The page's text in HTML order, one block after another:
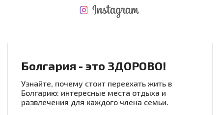
Болгария - это ЗДОРОВО!
Узнайте, почему стоит переехать жить в
Болгарию: интересные места отдыха и
развлечения для каждого члена семьи.